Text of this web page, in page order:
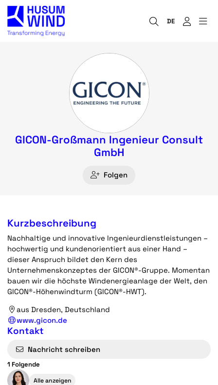
DE
GICON-Großmann Ingenieur Consult
GmbH
Folgen
Kurzbeschreibung
Nachhaltige und innovative Ingenieurdienstleistungen –
hochwertig und kundenorientiert aus einer Hand –
dieser Anspruch bildet den Kern des
Unternehmenskonzeptes der GICON®-Gruppe. Momentan
bauen wir die höchste Windenergieanlage der Welt, den
GICON®-Höhenwindturm (GICON®-HWT).
aus Dresden, Deutschland
www.gicon.de
Kontakt
Nachricht schreiben
1 Folgende
Alle anzeigen